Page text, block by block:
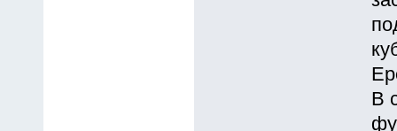
В